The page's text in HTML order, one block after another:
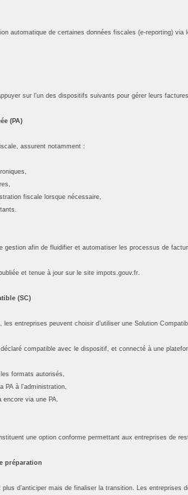
automatique de certaines données fiscales (e‑reporting)
sur l’un des dispositifs suivants pour gérer leurs
(PA)
assurent notamment :
fiscale lorsque nécessaire,
gestion afin de fluidifier et automatiser les processus de
et tenue à jour sur le site impots.gouv.fr.
(SC)
les entreprises peuvent choisir d’utiliser une Solution
compatible avec le dispositif, et connecté à une
formats autorisés,
à l’administration,
encore via une PA.
une option conforme permettant aux entreprises de
préparation
plus d’anticiper mais de finaliser la transition. Les entreprises